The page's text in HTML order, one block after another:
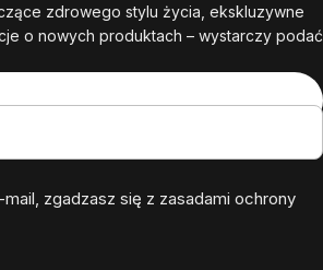
zdrowego stylu życia, ekskluzywne
o nowych produktach – wystarczy podać
zgadzasz się z zasadami ochrony